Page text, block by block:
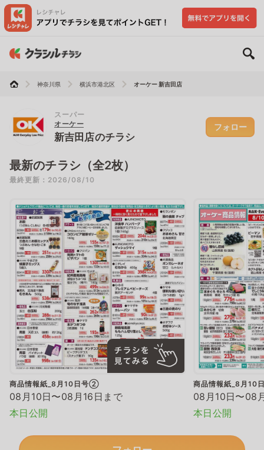
神奈川県 横浜市港北区 オーケー 新吉田店
スーパー
オーケー
新吉田店のチラシ
フォロー
最新のチラシ（全2枚）
最終更新：2026/08/10
商品情報紙_8月10日号②
08月10日〜08月16日まで
本日公開
商品情報紙_8月10
08月10日〜08
本日公開